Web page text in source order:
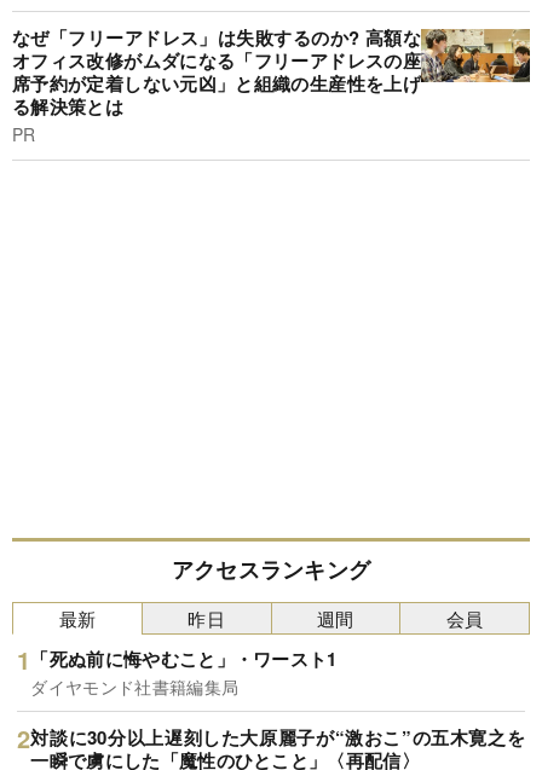
なぜ「フリーアドレス」は失敗するのか? 高額な
オフィス改修がムダになる「フリーアドレスの座
席予約が定着しない元凶」と組織の生産性を上げ
る解決策とは
PR
アクセスランキング
最新
「死ぬ前に悔やむこと」・ワースト1
ダイヤモンド社書籍編集局
対談に30分以上遅刻した大原麗子が“激おこ”の五木寛之を
一瞬で虜にした「魔性のひとこと」〈再配信〉
昨日 週間 会員